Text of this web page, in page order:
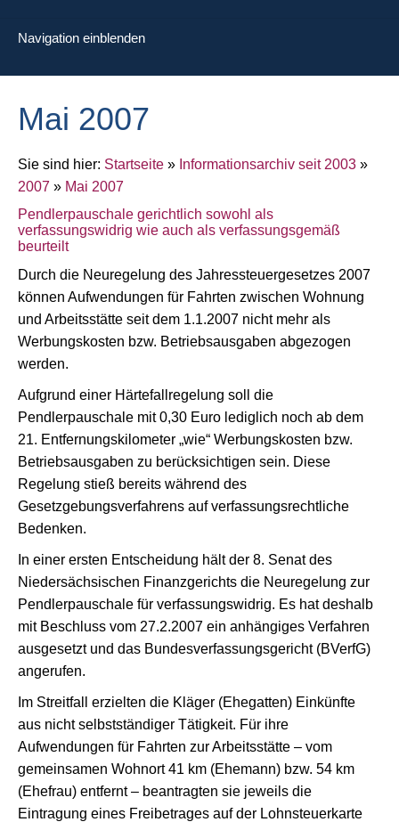
Navigation einblenden
Mai 2007
Sie sind hier: Startseite » Informationsarchiv seit 2003 »
2007 » Mai 2007
Pendlerpauschale gerichtlich sowohl als
verfassungswidrig wie auch als verfassungsgemäß
beurteilt
Durch die Neuregelung des Jahressteuergesetzes 2007
können Aufwendungen für Fahrten zwischen Wohnung
und Arbeitsstätte seit dem 1.1.2007 nicht mehr als
Werbungskosten bzw. Betriebsausgaben abgezogen
werden.
Aufgrund einer Härtefallregelung soll die
Pendlerpauschale mit 0,30 Euro lediglich noch ab dem
21. Entfernungskilometer „wie“ Werbungskosten bzw.
Betriebsausgaben zu berücksichtigen sein. Diese
Regelung stieß bereits während des
Gesetzgebungsverfahrens auf verfassungsrechtliche
Bedenken.
In einer ersten Entscheidung hält der 8. Senat des
Niedersächsischen Finanzgerichts die Neuregelung zur
Pendlerpauschale für verfassungswidrig. Es hat deshalb
mit Beschluss vom 27.2.2007 ein anhängiges Verfahren
ausgesetzt und das Bundesverfassungsgericht (BVerfG)
angerufen.
Im Streitfall erzielten die Kläger (Ehegatten) Einkünfte
aus nicht selbstständiger Tätigkeit. Für ihre
Aufwendungen für Fahrten zur Arbeitsstätte – vom
gemeinsamen Wohnort 41 km (Ehemann) bzw. 54 km
(Ehefrau) entfernt – beantragten sie jeweils die
Eintragung eines Freibetrages auf der Lohnsteuerkarte